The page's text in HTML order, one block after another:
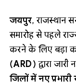
जयपुर, राजस्थान
समारोह से पहले
करने के लिए बड़ा
(ARD) द्वारा
जिलों में नए प्रभारी